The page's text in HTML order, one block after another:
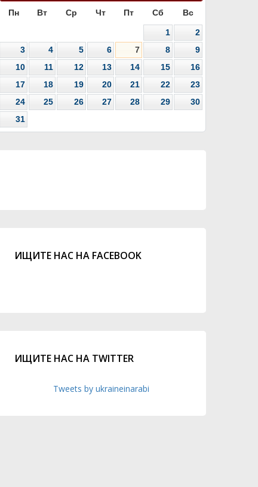
Пн Вт Ср Чт Пт Сб Вс
1
2
3
4 5 6 7 8
9
10
11 12 13 14 15
16
17
18 19 20 21 22
23
24
25 26 27 28 29
30
31
ИЩИТЕ НАС НА FACEBOOK
ИЩИТЕ НАС НА TWITTER
Tweets by ukraineinarabi